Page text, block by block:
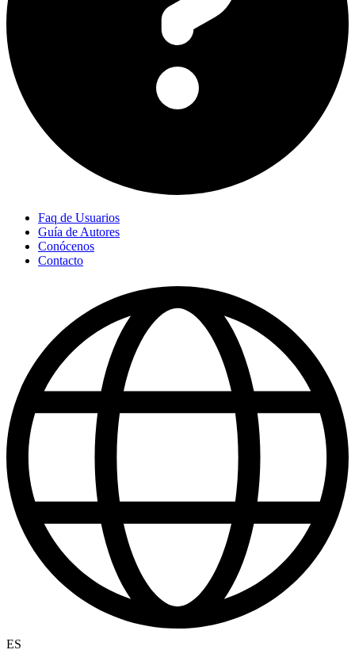
Faq de Usuarios
Guía de Autores
Conócenos
Contacto
ES